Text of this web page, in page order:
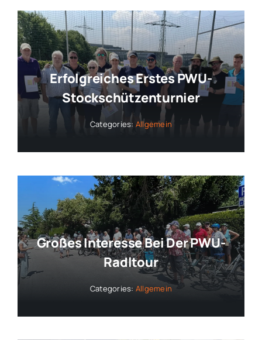
Erfolgreiches Erstes PWU-
Stockschützenturnier
Categories: Allgemein
Großes Interesse Bei Der PWU-
Radltour
Categories: Allgemein